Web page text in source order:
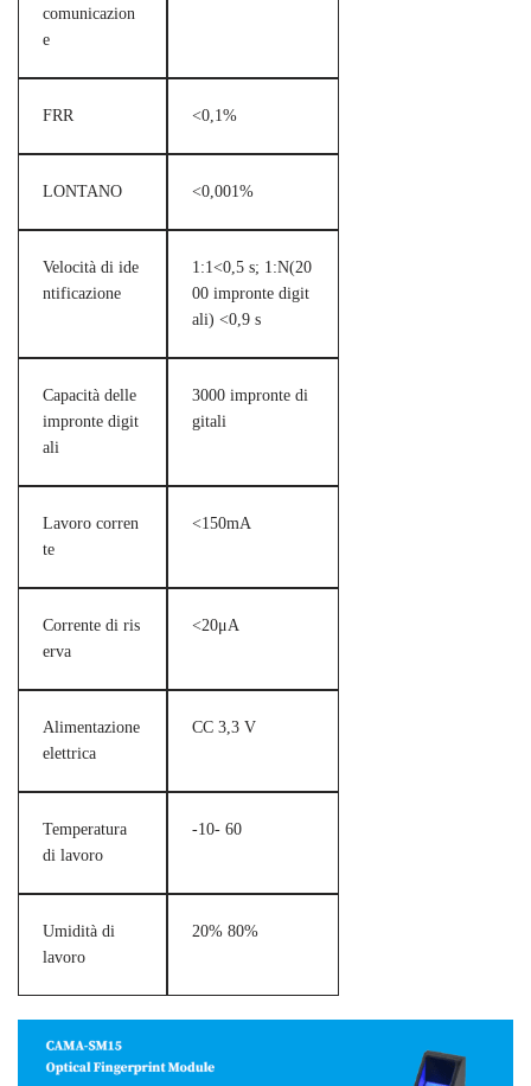
comunicazion
e
FRR <0,1%
LONTANO <0,001%
Velocità di ide
ntificazione
1:1<0,5 s; 1:N(20
00 impronte digit
ali) <0,9 s
Capacità delle
impronte digit
ali
3000 impronte di
gitali
Lavoro corren
te
<150mA
Corrente di ris
erva
<20μA
Alimentazione
elettrica
CC 3,3 V
Temperatura
di lavoro
-10- 60
Umidità di
lavoro
20% 80%